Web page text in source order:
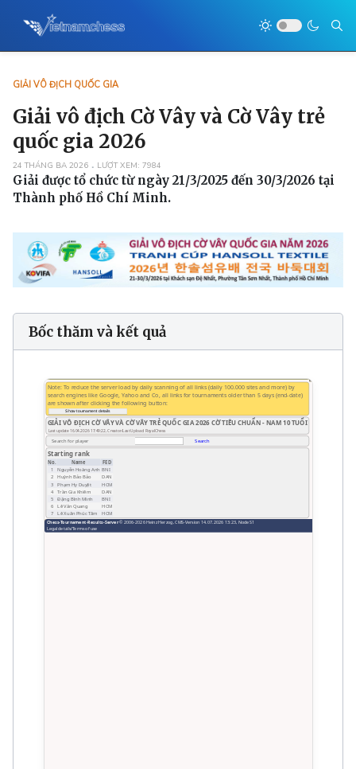
GIẢI VÔ ĐỊCH QUỐC GIA
Giải vô địch Cờ Vây và Cờ Vây trẻ
quốc gia 2026
24 THÁNG BA 2026 LƯỢT XEM: 7984
Giải được tổ chức từ ngày 21/3/2025 đến 30/3/2026 tại
Thành phố Hồ Chí Minh.
Bốc thăm và kết quả